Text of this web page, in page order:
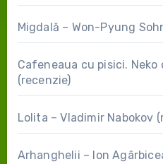
Migdală – Won-Pyung
Cafeneaua cu pisici. Neko
(recenzie)
Lolita – Vladimir Nabokov
Arhanghelii – Ion